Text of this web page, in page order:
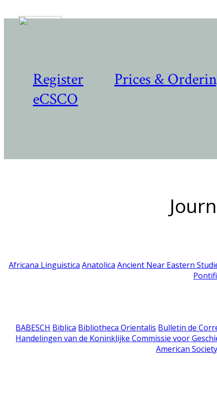
Register
Prices &
eCSCO
Africana Linguistica Anatolica Ancient Near Eastern
BABESCH Biblica Bibliotheca Orientalis Bulletin de
Handelingen van de Koninklijke Commissie voor
American